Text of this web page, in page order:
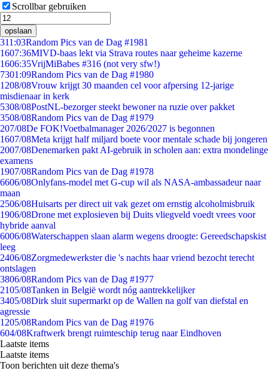
Scrollbar gebruiken
opslaan
311:03Random Pics van de Dag #1981
1607:36MIVD-baas lekt via Strava routes naar geheime kazerne
1606:35VrijMiBabes #316 (not very sfw!)
7301:09Random Pics van de Dag #1980
1208/08Vrouw krijgt 30 maanden cel voor afpersing 12-jarige
misdienaar in kerk
5308/08PostNL-bezorger steekt bewoner na ruzie over pakket
3508/08Random Pics van de Dag #1979
207/08De FOK!Voetbalmanager 2026/2027 is begonnen
1607/08Meta krijgt half miljard boete voor mentale schade bij jongeren
2007/08Denemarken pakt AI-gebruik in scholen aan: extra mondelinge
examens
1907/08Random Pics van de Dag #1978
6606/08Onlyfans-model met G-cup wil als NASA-ambassadeur naar
maan
2506/08Huisarts per direct uit vak gezet om ernstig alcoholmisbruik
1906/08Drone met explosieven bij Duits vliegveld voedt vrees voor
hybride aanval
6006/08Waterschappen slaan alarm wegens droogte: Gereedschapskist
leeg
2406/08Zorgmedewerkster die 's nachts haar vriend bezocht terecht
ontslagen
3806/08Random Pics van de Dag #1977
2105/08Tanken in België wordt nóg aantrekkelijker
3405/08Dirk sluit supermarkt op de Wallen na golf van diefstal en
agressie
1205/08Random Pics van de Dag #1976
604/08Kraftwerk brengt ruimteschip terug naar Eindhoven
Laatste items
Laatste items
Toon berichten uit deze thema's